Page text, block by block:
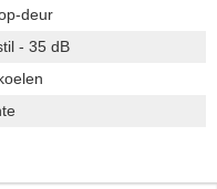
deur
- 35 dB